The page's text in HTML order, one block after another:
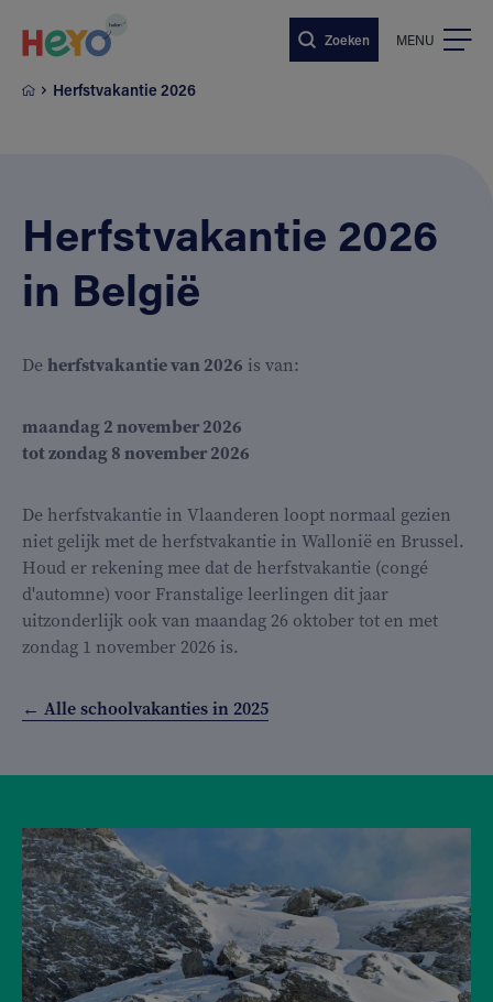
Zoeken MENU
Herfstvakantie 2026
Herfstvakantie 2026
in België
De herfstvakantie van 2026 is van:
maandag 2 november 2026
tot zondag 8 november 2026
De herfstvakantie in Vlaanderen loopt normaal gezien
niet gelijk met de herfstvakantie in Wallonië en Brussel.
Houd er rekening mee dat de herfstvakantie (congé
d'automne) voor Franstalige leerlingen dit jaar
uitzonderlijk ook van maandag 26 oktober tot en met
zondag 1 november 2026 is.
← Alle schoolvakanties in 2025